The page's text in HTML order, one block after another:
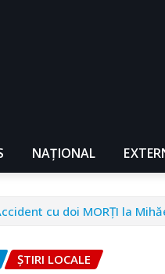
NAŢIONAL
cu doi MORȚI la
ȘTIRI LOCALE